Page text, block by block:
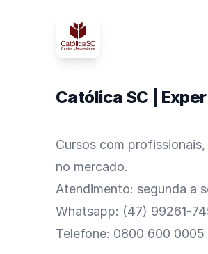
Católica SC |
Cursos com
no mercado.
Atendimento: segunda a
Whatsapp: (47) 99261-
Telefone: 0800 600 0005